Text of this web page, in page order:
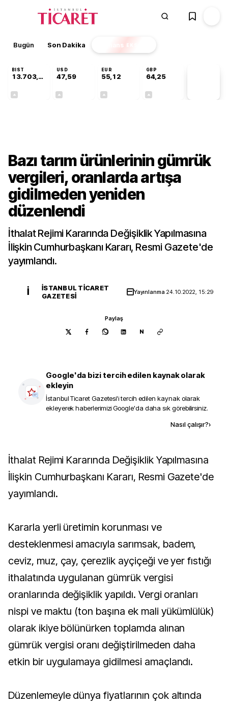
Bugün Son Dakika Finans EKSTRA
BIST
13.703,13
USD
47,59
EUR
55,12
GBP
64,25
Bazı tarım ürünlerinin gümrük
vergileri, oranlarda artışa
gidilmeden yeniden
düzenlendi
İthalat Rejimi Kararında Değişiklik Yapılmasına
İlişkin Cumhurbaşkanı Kararı, Resmi Gazete'de
yayımlandı.
İ
İSTANBUL TICARET
GAZETESI
Yayınlanma 24.10.2022, 15:29
Paylaş
N
Google'da bizi tercih edilen kaynak olarak
ekleyin
İstanbul Ticaret Gazetesi'i tercih edilen kaynak olarak
ekleyerek haberlerimizi Google'da daha sık görebilirsiniz.
Nasıl çalışır?›
İthalat Rejimi Kararında Değişiklik Yapılmasına
İlişkin Cumhurbaşkanı Kararı, Resmi Gazete'de
yayımlandı.
Kararla yerli üretimin korunması ve
desteklenmesi amacıyla sarımsak, badem,
ceviz, muz, çay, çerezlik ayçiçeği ve yer fıstığı
ithalatında uygulanan gümrük vergisi
oranlarında değişiklik yapıldı. Vergi oranları
nispi ve maktu (ton başına ek mali yükümlülük)
olarak ikiye bölünürken toplamda alınan
gümrük vergisi oranı değiştirilmeden daha
etkin bir uygulamaya gidilmesi amaçlandı.
Düzenlemeyle dünya fiyatlarının çok altında